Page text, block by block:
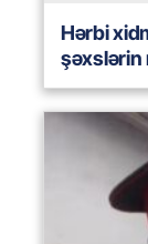
Hərbi
şəxslərin